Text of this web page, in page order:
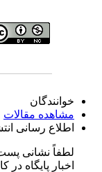
خوانندگان
مشاهده مقالات
اطلاع رسانی
لطفاً نشانی پست
اخبار پایگاه در